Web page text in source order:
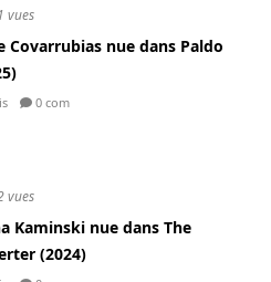
vues
Covarrubias nue dans Paldo
0 com
vues
Kaminski nue dans The
(2024)